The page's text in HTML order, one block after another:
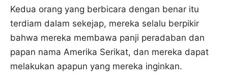
Kedua orang yang berbicara dengan benar itu
terdiam dalam sekejap, mereka selalu berpikir
bahwa mereka membawa panji peradaban dan
papan nama Amerika Serikat, dan mereka dapat
melakukan apapun yang mereka inginkan.